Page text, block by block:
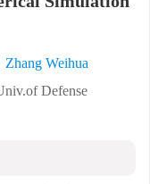
Zhang Weihua
Defense